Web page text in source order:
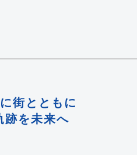
街とともに
跡を未来へ